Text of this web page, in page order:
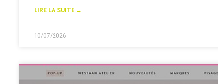
LIRE LA SUITE →
10/07/2026